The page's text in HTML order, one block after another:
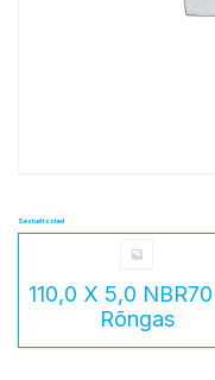
Seotud tooted
110,0 X 5,0
Rõngas